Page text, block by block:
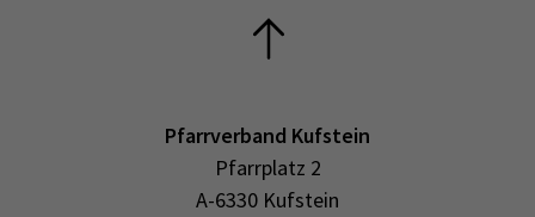
Pfarrverband Kufstein
Pfarrplatz 2
A-6330 Kufstein